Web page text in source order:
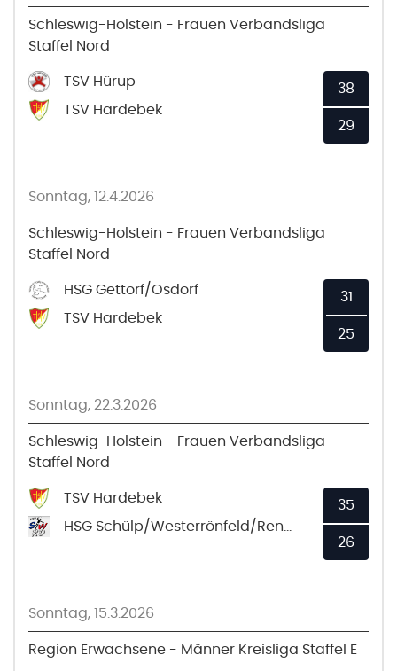
Schleswig-Holstein - Frauen Verbandsliga
Staffel Nord
TSV Hürup
TSV Hardebek
38
29
Sonntag, 12.4.2026
Schleswig-Holstein - Frauen Verbandsliga
Staffel Nord
HSG Gettorf/Osdorf
TSV Hardebek
31
25
Sonntag, 22.3.2026
Schleswig-Holstein - Frauen Verbandsliga
Staffel Nord
TSV Hardebek
35
26
Sonntag, 15.3.2026
Region Erwachsene - Männer Kreisliga Staffel E